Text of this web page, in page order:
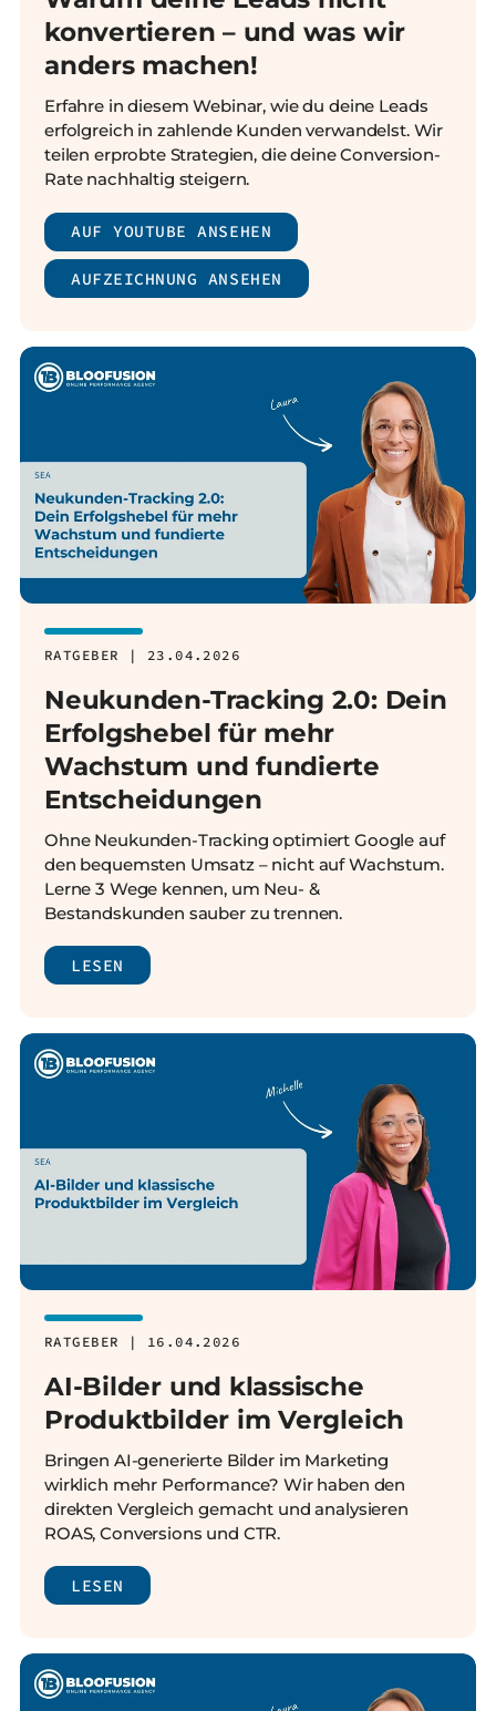
konvertieren – und was wir
anders machen!
Erfahre in diesem Webinar, wie du deine Leads
erfolgreich in zahlende Kunden verwandelst. Wir
teilen erprobte Strategien, die deine Conversion-
Rate nachhaltig steigern.
AUF YOUTUBE ANSEHEN
AUFZEICHNUNG ANSEHEN
RATGEBER | 23.04.2026
Neukunden-Tracking 2.0: Dein
Erfolgshebel für mehr
Wachstum und fundierte
Entscheidungen
Ohne Neukunden-Tracking optimiert Google auf
den bequemsten Umsatz – nicht auf Wachstum.
Lerne 3 Wege kennen, um Neu- &
Bestandskunden sauber zu trennen.
LESEN
RATGEBER | 16.04.2026
AI-Bilder und klassische
Produktbilder im Vergleich
Bringen AI-generierte Bilder im Marketing
wirklich mehr Performance? Wir haben den
direkten Vergleich gemacht und analysieren
ROAS, Conversions und CTR.
LESEN